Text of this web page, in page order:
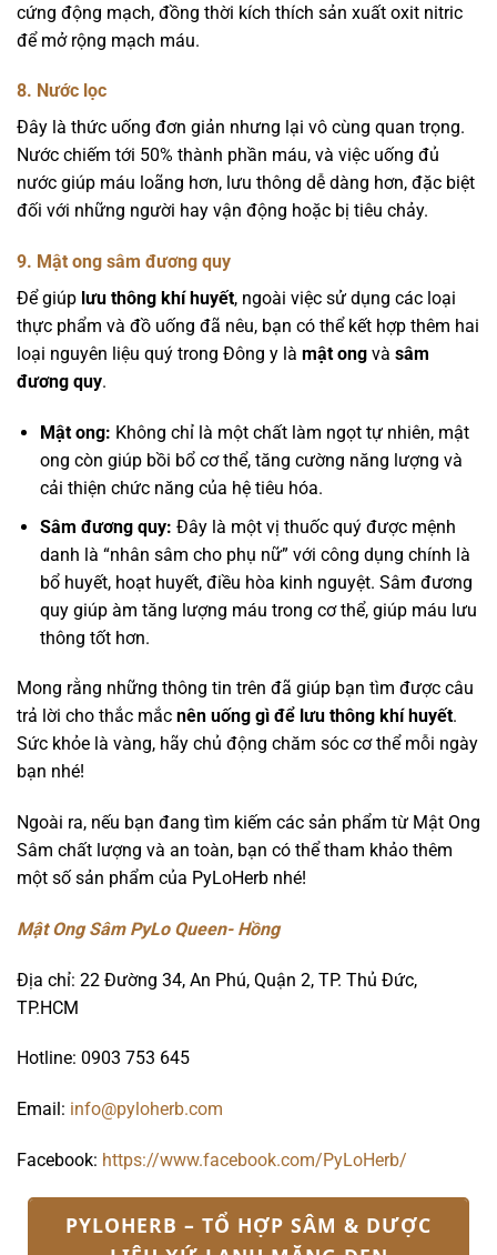
cứng động mạch, đồng thời kích thích sản xuất oxit nitric
để mở rộng mạch máu.
8. Nước lọc
Đây là thức uống đơn giản nhưng lại vô cùng quan trọng.
Nước chiếm tới 50% thành phần máu, và việc uống đủ
nước giúp máu loãng hơn, lưu thông dễ dàng hơn, đặc biệt
đối với những người hay vận động hoặc bị tiêu chảy.
9. Mật ong sâm đương quy
Để giúp lưu thông khí huyết, ngoài việc sử dụng các loại
thực phẩm và đồ uống đã nêu, bạn có thể kết hợp thêm hai
loại nguyên liệu quý trong Đông y là mật ong và sâm
đương quy.
Mật ong: Không chỉ là một chất làm ngọt tự nhiên, mật
ong còn giúp bồi bổ cơ thể, tăng cường năng lượng và
cải thiện chức năng của hệ tiêu hóa.
Sâm đương quy: Đây là một vị thuốc quý được mệnh
danh là “nhân sâm cho phụ nữ” với công dụng chính là
bổ huyết, hoạt huyết, điều hòa kinh nguyệt. Sâm đương
quy giúp àm tăng lượng máu trong cơ thể, giúp máu lưu
thông tốt hơn.
Mong rằng những thông tin trên đã giúp bạn tìm được câu
trả lời cho thắc mắc nên uống gì để lưu thông khí huyết.
Sức khỏe là vàng, hãy chủ động chăm sóc cơ thể mỗi ngày
bạn nhé!
Ngoài ra, nếu bạn đang tìm kiếm các sản phẩm từ Mật Ong
Sâm chất lượng và an toàn, bạn có thể tham khảo thêm
một số sản phẩm của PyLoHerb nhé!
Mật Ong Sâm PyLo Queen- Hồng
Địa chỉ: 22 Đường 34, An Phú, Quận 2, TP. Thủ Đức,
TP.HCM
Hotline: 0903 753 645
Email: info@pyloherb.com
Facebook: https://www.facebook.com/PyLoHerb/
PYLOHERB – TỔ HỢP SÂM & DƯỢC